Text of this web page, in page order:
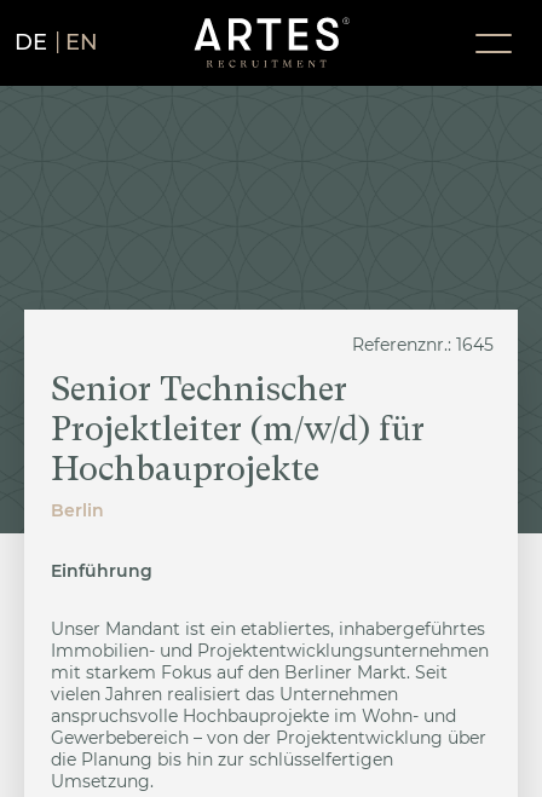
DE EN
Senior Technischer
Projektleiter (m/w/d) für
Hochbauprojekte
Referenznr.: 1645
Berlin
Einführung
Unser Mandant ist ein etabliertes, inhabergeführtes
Immobilien- und Projektentwicklungsunternehmen
mit starkem Fokus auf den Berliner Markt. Seit
vielen Jahren realisiert das Unternehmen
anspruchsvolle Hochbauprojekte im Wohn- und
Gewerbebereich – von der Projektentwicklung über
die Planung bis hin zur schlüsselfertigen
Umsetzung.